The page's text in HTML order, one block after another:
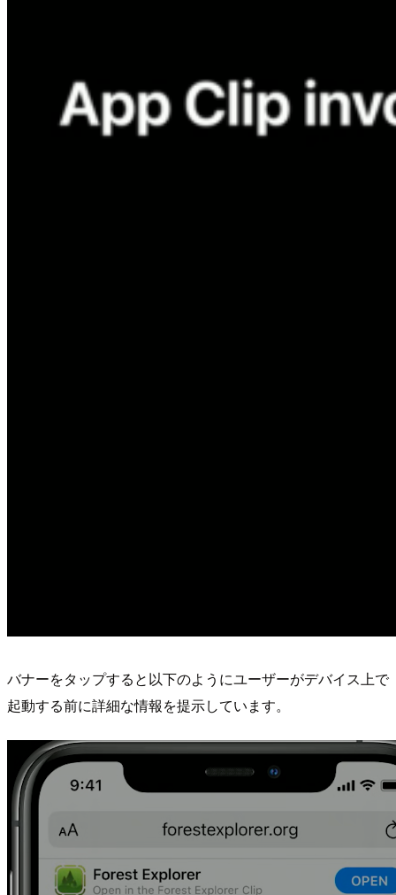
バナーをタップすると以下のようにユーザーがデバイス上で
起動する前に詳細な情報を提示しています。